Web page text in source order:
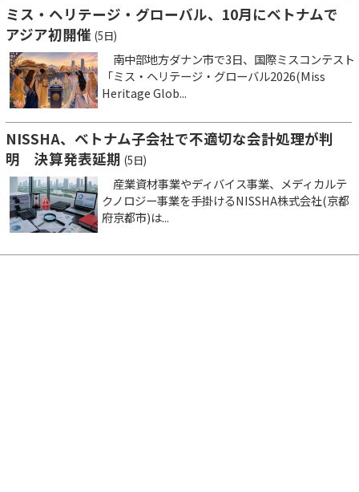
ミス・ヘリテージ・グローバル、10月にベトナムで
アジア初開催 (5日)
南中部地方ダナン市で3日、国際ミスコンテスト
「ミス・ヘリテージ・グローバル2026(Miss
Heritage Glob...
NISSHA、ベトナム子会社で不適切な会計処理が判
明 決算発表延期 (5日)
産業資材事業やディバイス事業、メディカルテ
クノロジー事業を手掛けるNISSHA株式会社(京都
府京都市)は...